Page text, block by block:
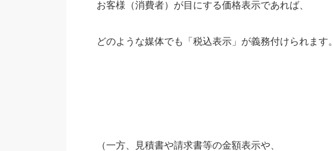
お客様（消費者）が目にする価格表示であれば、
どのような媒体でも「税込表示」が義務付けられます。
（一方、見積書や請求書等の金額表示や、